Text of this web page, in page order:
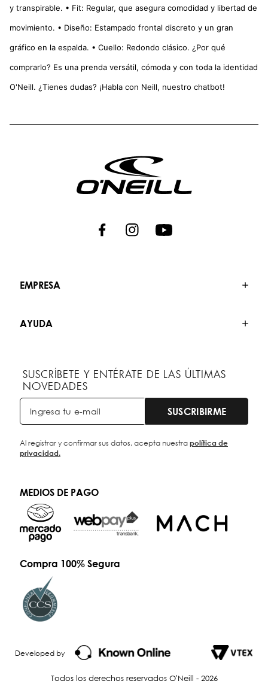
y transpirable. • Fit: Regular, que asegura comodidad y libertad de
movimiento. • Diseño: Estampado frontal discreto y un gran
gráfico en la espalda. • Cuello: Redondo clásico. ¿Por qué
comprarlo? Es una prenda versátil, cómoda y con toda la identidad
O'Neill. ¿Tienes dudas? ¡Habla con Neill, nuestro chatbot!
EMPRESA
AYUDA
SUSCRÍBETE Y ENTÉRATE DE LAS ÚLTIMAS
NOVEDADES
SUSCRIBIRME
Al registrar y confirmar sus datos, acepta nuestrapolítica de
privacidad.
MEDIOS DE PAGO
Compra 100% Segura
Todos los derechos reservados O'Neill - 2026
Developed by